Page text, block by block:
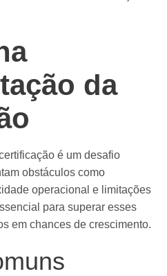
da
é um desafio
obstáculos como
operacional e limitações
para superar esses
em chances de crescimento.